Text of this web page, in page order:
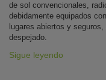
de sol convencionales,
debidamente equipados
lugares abiertos y
despejado.
Sigue leyendo